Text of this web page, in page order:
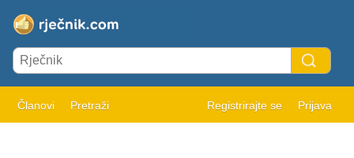
Članovi Pretraži Registrirajte se Prijava